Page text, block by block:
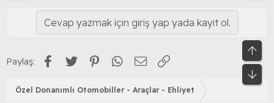
Cevap yazmak için giriş yap yada kayıt ol.
Paylaş: Facebook
Twitter PinterestWhatsApp
E-posta
Özel Donanımlı Otomobiller - Araçlar - Ehliyet
Üst
Alt